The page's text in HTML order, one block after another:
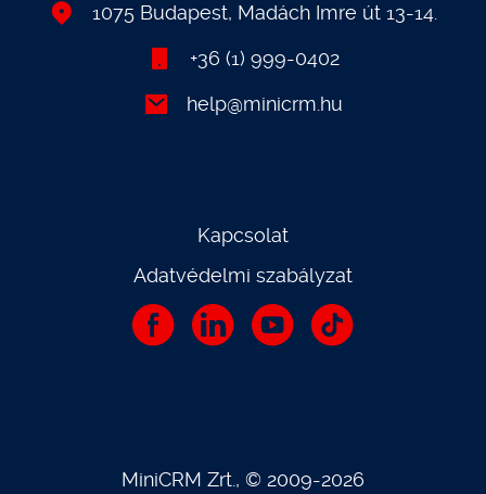
1075 Budapest, Madách Imre út 13-14.
+36 (1) 999-0402
help@minicrm.hu
Kapcsolat
Adatvédelmi szabályzat
MiniCRM Zrt., © 2009-2026